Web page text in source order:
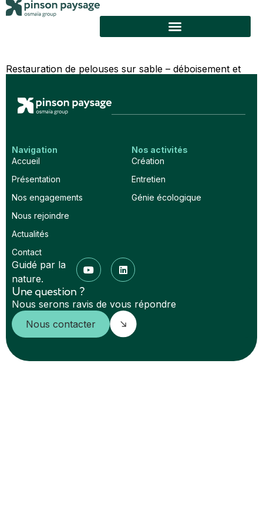
Restauration de pelouses sur sable – déboisement et
Navigation
Accueil
Présentation
Nos engagements
Nous rejoindre
Actualités
Contact
Nos activités
Création
Entretien
Génie écologique
Guidé par la
nature.
Une question ?
Nous serons ravis de vous répondre
Nous contacter